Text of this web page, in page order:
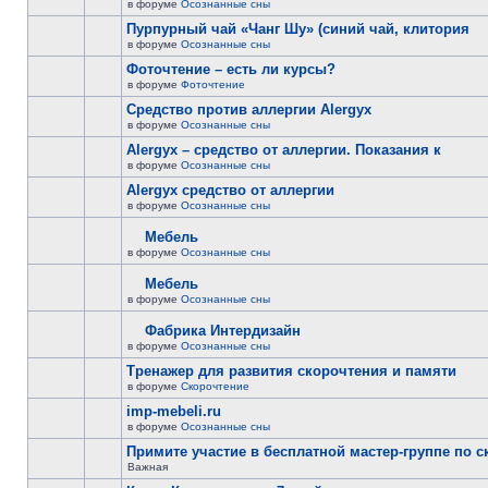
в форуме Осознанные сны
Пурпурный чай «Чанг Шу» (синий чай, клитория
в форуме Осознанные сны
Фоточтение – есть ли курсы?
в форуме Фоточтение
Cредство против аллергии Alergyx
в форуме Осознанные сны
Alergyx – средство от аллергии. Показания к
в форуме Осознанные сны
Alergyx средство от аллергии
в форуме Осознанные сны
Мебель
в форуме Осознанные сны
Мебель
в форуме Осознанные сны
Фабрика Интердизайн
в форуме Осознанные сны
Тренажер для развития скорочтения и памяти
в форуме Скорочтение
imp-mebeli.ru
в форуме Осознанные сны
Примите участие в бесплатной мастер-группе по
Важная